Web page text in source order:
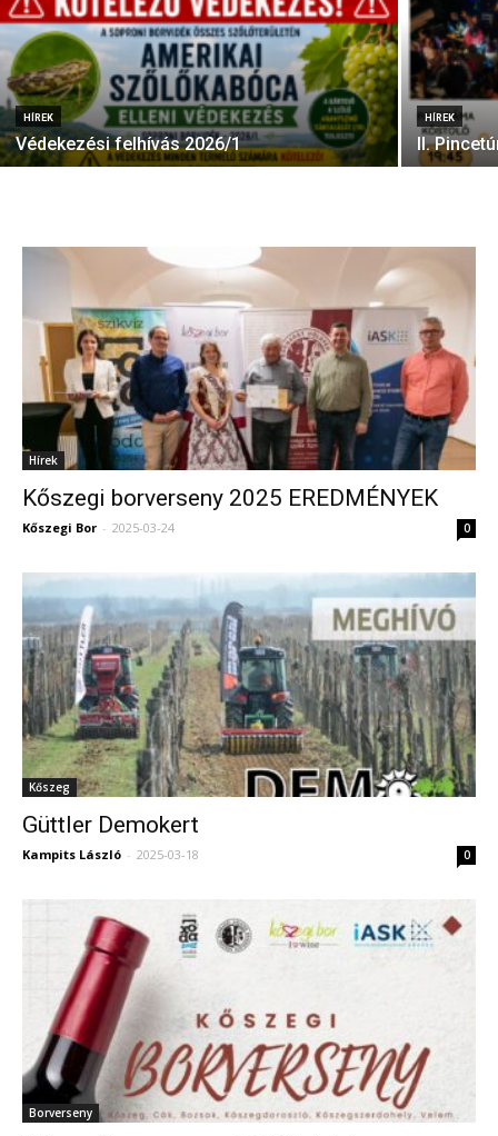
HÍREK
Védekezési felhívás 2026/1
HÍREK
II.
Hírek
Kőszegi borverseny 2025 EREDMÉNYEK
Kőszegi Bor - 2025-03-24 0
Kőszeg
Güttler Demokert
Kampits László - 2025-03-18 0
Borverseny